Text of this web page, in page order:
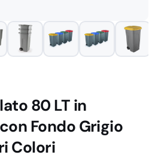
80 LT in
Fondo Grigio
Colori